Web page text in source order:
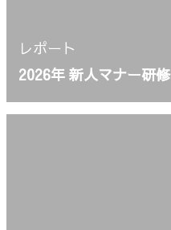
レポート
2026年 新人マナー研修